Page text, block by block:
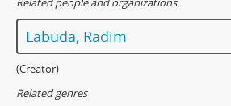
Labuda, Radim
(Creator)
Related genres